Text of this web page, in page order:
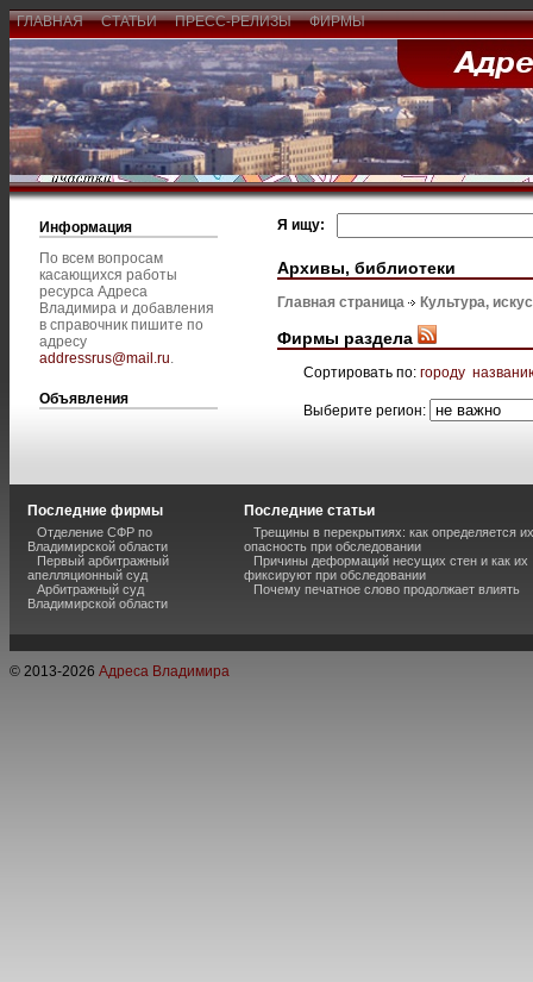
ГЛАВНАЯ СТАТЬИ ПРЕСС-РЕЛИЗЫ ФИРМЫ
Информация
По всем вопросам
касающихся работы
ресурса Адреса
Владимира и добавления
в справочник пишите по
адресу
addressrus@mail.ru.
Объявления
Я ищу:
Архивы, библиотеки
Главная страница Культура,
Фирмы раздела
Сортировать по: городу
Выберите регион:
Последние фирмы
Отделение СФР по
Владимирской области
Первый арбитражный
апелляционный суд
Арбитражный суд
Владимирской области
Последние статьи
Трещины в перекрытиях: как определяется их
опасность при обследовании
Причины деформаций несущих стен и как их
фиксируют при обследовании
Почему печатное слово продолжает влиять
© 2013-2026 Адреса Владимира